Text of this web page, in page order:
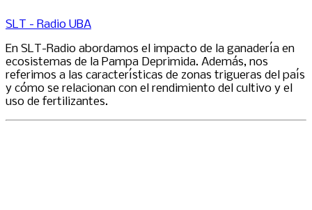
SLT - Radio UBA
En SLT-Radio abordamos el impacto de la ganadería en
ecosistemas de la Pampa Deprimida. Además, nos
referimos a las características de zonas trigueras del país
y cómo se relacionan con el rendimiento del cultivo y el
uso de fertilizantes.